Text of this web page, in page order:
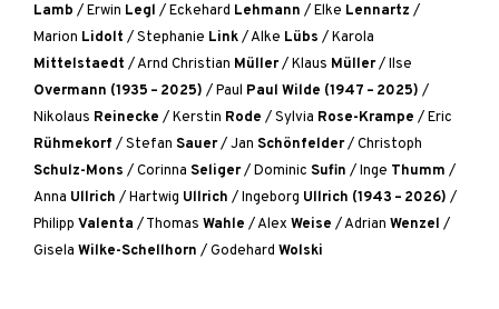
Lamb /Erwin Legl /Eckehard Lehmann /Elke Lennartz /
Marion Lidolt /Stephanie Link/Alke Lübs /Karola
Mittelstaedt /Arnd Christian Müller/Klaus Müller/Ilse
Overmann (1935 – 2025) /Paul Paul Wilde (1947 – 2025) /
Nikolaus Reinecke /Kerstin Rode /Sylvia Rose-Krampe /Eric
Rühmekorf /Stefan Sauer/Jan Schönfelder/Christoph
Schulz-Mons /Corinna Seliger/Dominic Sufin /Inge Thumm /
Anna Ullrich /Hartwig Ullrich /Ingeborg Ullrich (1943 – 2026) /
Philipp Valenta /Thomas Wahle /Alex Weise /Adrian Wenzel /
Gisela Wilke-Schellhorn /Godehard Wolski